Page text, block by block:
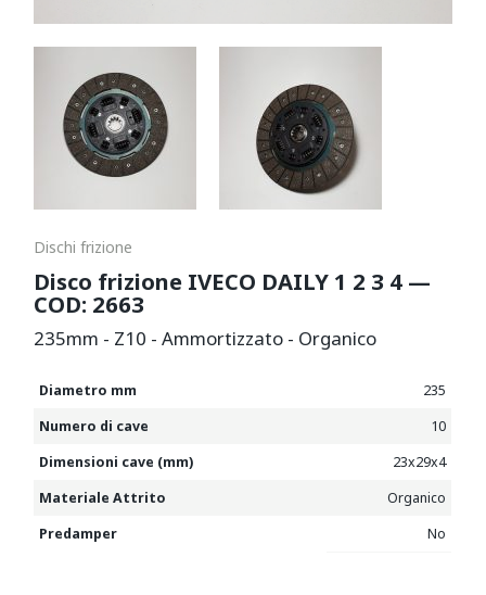
Dischi frizione
Disco frizione IVECO DAILY 1 2 3 4 —
COD: 2663
235mm - Z10 - Ammortizzato - Organico
Diametro mm
235
Numero di cave
10
Dimensioni cave (mm)
23x29x4
Materiale Attrito
Organico
Predamper
No